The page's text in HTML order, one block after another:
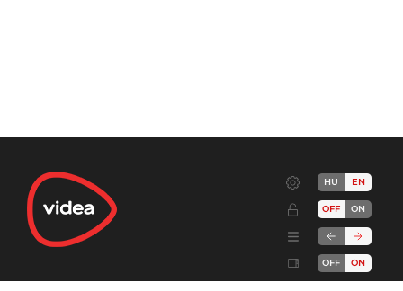
HU EN
OFF ON
OFF ON